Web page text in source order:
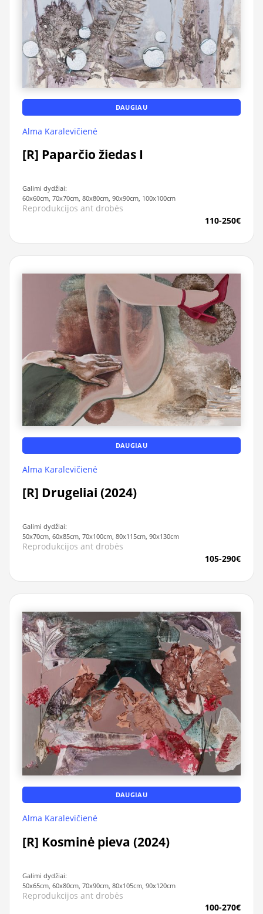
DAUGIAU
Alma Karalevičienė
[R] Paparčio žiedas I
Galimi dydžiai:
60x60cm, 70x70cm, 80x80cm, 90x90cm, 100x100cm
Reprodukcijos ant drobės
110-250€
DAUGIAU
Alma Karalevičienė
[R] Drugeliai (2024)
Galimi dydžiai:
50x70cm, 60x85cm, 70x100cm, 80x115cm, 90x130cm
Reprodukcijos ant drobės
105-290€
DAUGIAU
Alma Karalevičienė
[R] Kosminė pieva (2024)
Galimi dydžiai:
50x65cm, 60x80cm, 70x90cm, 80x105cm, 90x120cm
Reprodukcijos ant drobės
100-270€